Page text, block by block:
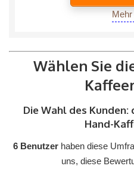
Wählen Sie
Die Wahl des
Hand-
6 Benutzerhaben diese
uns, diese